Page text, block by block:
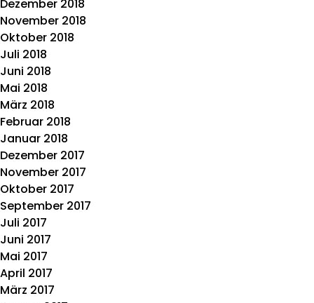
Dezember 2018
November 2018
Oktober 2018
Juli 2018
Juni 2018
Mai 2018
März 2018
Februar 2018
Januar 2018
Dezember 2017
November 2017
Oktober 2017
September 2017
Juli 2017
Juni 2017
Mai 2017
April 2017
März 2017